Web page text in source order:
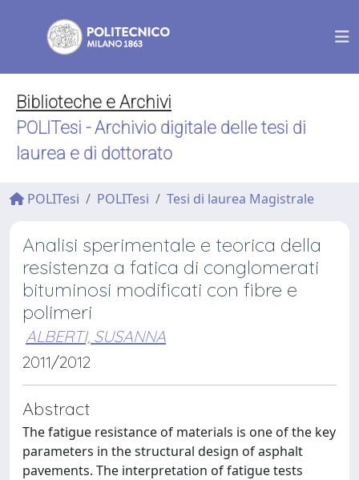
Biblioteche e Archivi
POLITesi - Archivio digitale delle tesi di
laurea e di dottorato
POLITesi POLITesi Tesi di laurea Magistrale
Analisi sperimentale e teorica della
resistenza a fatica di conglomerati
bituminosi modificati con fibre e
polimeri
ALBERTI, SUSANNA
2011/2012
Abstract
The fatigue resistance of materials is one of the key
parameters in the structural design of asphalt
pavements. The interpretation of fatigue tests